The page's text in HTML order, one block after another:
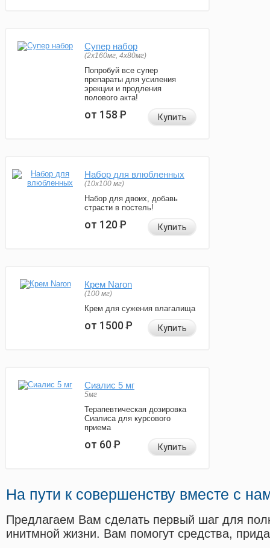
Супер набор
(2х160мг, 4х80мг)
Попробуй все супер
препараты для усиления
эрекции и продления
полового акта!
от 158Р Купить
Набор для влюбленных
(10х100 мг)
Набор для двоих, добавь
страсти в постель!
от 120Р Купить
Крем Naron
(100 мг)
Крем для сужения влагалища
от 1500Р Купить
Сиалис 5 мг
5мг
Терапевтическая дозировка
Сиалиса для курсового
приема
от 60Р Купить
На пути к совершенству вместе с
Предлагаем Вам сделать первый шаг для
инитмной жизни. Вам помогут средства,